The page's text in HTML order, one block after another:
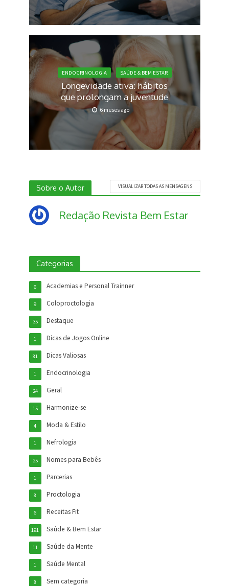
ENDOCRINOLOGIA SAÚDE & BEM ESTAR
Longevidade ativa: hábitos
que prolongam a juventude
6 meses ago
Sobre o Autor VISUALIZAR TODAS AS MENSAGENS
Redação Revista Bem Estar
Categorias
Academias e Personal Trainner
6
Coloproctologia
9
Destaque
35
Dicas de Jogos Online
1
Dicas Valiosas
81
Endocrinologia
1
Geral
24
Harmonize-se
15
Moda & Estilo
4
Nefrologia
1
Nomes para Bebês
25
Parcerias
1
Proctologia
8
Receitas Fit
6
Saúde & Bem Estar
191
Saúde da Mente
11
Saúde Mental
1
Sem categoria
8